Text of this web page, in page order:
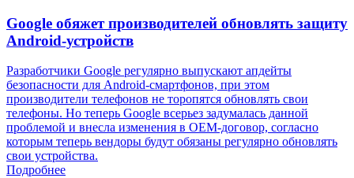
Google обяжет производителей обновлять защиту
Android-устройств
Разработчики Google регулярно выпускают апдейты
безопасности для Android-смартфонов, при этом
производители телефонов не торопятся обновлять свои
телефоны. Но теперь Google всерьез задумалась данной
проблемой и внесла изменения в OEM-договор, согласно
которым теперь вендоры будут обязаны регулярно обновлять
свои устройства.
Подробнее